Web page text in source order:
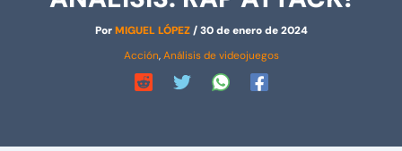
PorMIGUEL LÓPEZ/30 de enero de 2024
Acción,Análisis de videojuegos